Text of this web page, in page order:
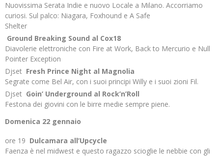
Nuovissima Serata Indie e nuovo Locale a Milano. Accorriamo
curiosi. Sul palco: Niagara, Foxhound e A Safe
Shelter
Ground Breaking Sound al Cox18
Diavolerie elettroniche con Fire at Work, Back to Mercurio e Null
Pointer Exception
Djset Fresh Prince Night al Magnolia
Segrate come Bel Air, con i suoi principi Willy e i suoi zioni Fil.
Djset Goin’ Underground al Rock’n’Roll
Festona dei giovini con le birre medie sempre piene.
Domenica 22 gennaio
ore 19 Dulcamara all’Upcycle
Faenza è nel midwest e questo ragazzo scioglie le nebbie con gli